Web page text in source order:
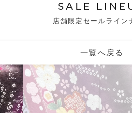
SALE
店舗限定セールライン
一覧へ戻る